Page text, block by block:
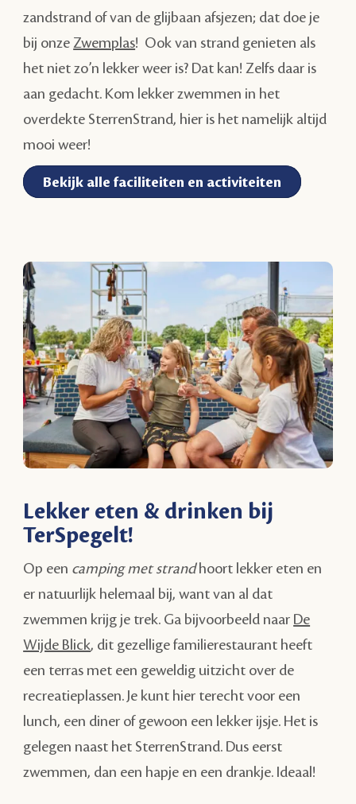
zandstrand of van de glijbaan afsjezen; dat doe je
bij onzeZwemplas! Ook van strand genieten als
het niet zo’n lekker weer is? Dat kan! Zelfs daar is
aan gedacht. Kom lekker zwemmen in het
overdekte SterrenStrand, hier is het namelijk altijd
mooi weer!
Bekijk alle faciliteiten en activiteiten
Lekker eten & drinken bij
TerSpegelt!
Op een camping met strandhoort lekker eten en
er natuurlijk helemaal bij, want van al dat
zwemmen krijg je trek. Ga bijvoorbeeld naar De
Wijde Blick, dit gezellige familierestaurant heeft
een terras met een geweldig uitzicht over de
recreatieplassen. Je kunt hier terecht voor een
lunch, een diner of gewoon een lekker ijsje. Het is
gelegen naast het SterrenStrand. Dus eerst
zwemmen, dan een hapje en een drankje. Ideaal!